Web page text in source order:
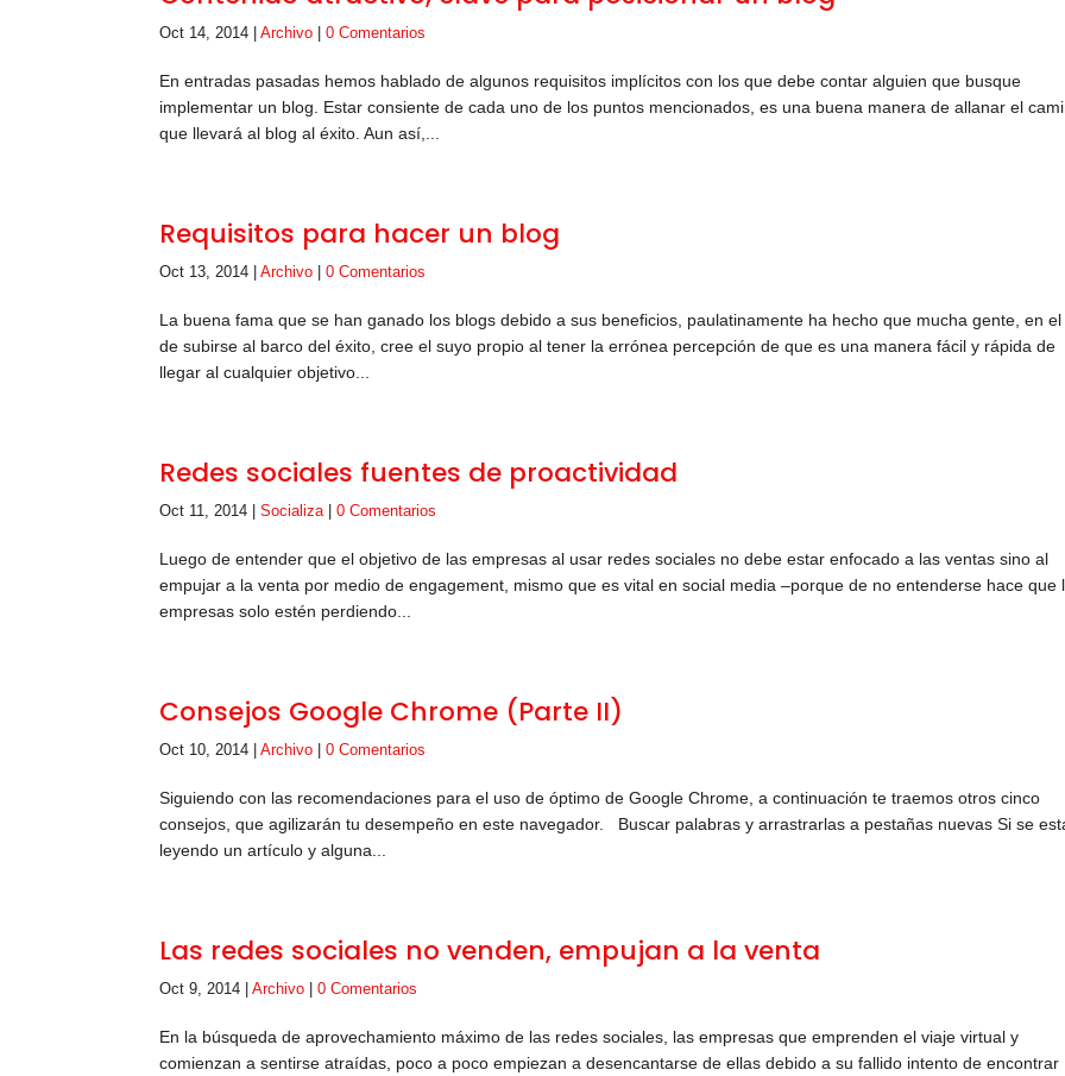
Oct 14, 2014 |Archivo |0 Comentarios
En entradas pasadas hemos hablado de algunos requisitos implícitos con los que debe contar alguien que busque
implementar un blog. Estar consiente de cada uno de los puntos mencionados, es una buena manera de allanar el
que llevará al blog al éxito. Aun así,...
Requisitos para hacer un blog
Oct 13, 2014 |Archivo |0 Comentarios
La buena fama que se han ganado los blogs debido a sus beneficios, paulatinamente ha hecho que mucha gente, en
de subirse al barco del éxito, cree el suyo propio al tener la errónea percepción de que es una manera fácil y rápida de
llegar al cualquier objetivo...
Redes sociales fuentes de proactividad
Oct 11, 2014 |Socializa|0 Comentarios
Luego de entender que el objetivo de las empresas al usar redes sociales no debe estar enfocado a las ventas sino al
empujar a la venta por medio de engagement, mismo que es vital en social media –porque de no entenderse hace que
empresas solo estén perdiendo...
Consejos Google Chrome (Parte II)
Oct 10, 2014 |Archivo |0 Comentarios
Siguiendo con las recomendaciones para el uso de óptimo de Google Chrome, a continuación te traemos otros cinco
consejos, que agilizarán tu desempeño en este navegador. Buscar palabras y arrastrarlas a pestañas nuevas Si se
leyendo un artículo y alguna...
Las redes sociales no venden, empujan a la venta
Oct 9, 2014 |Archivo |0 Comentarios
En la búsqueda de aprovechamiento máximo de las redes sociales, las empresas que emprenden el viaje virtual y
comienzan a sentirse atraídas, poco a poco empiezan a desencantarse de ellas debido a su fallido intento de encontrar